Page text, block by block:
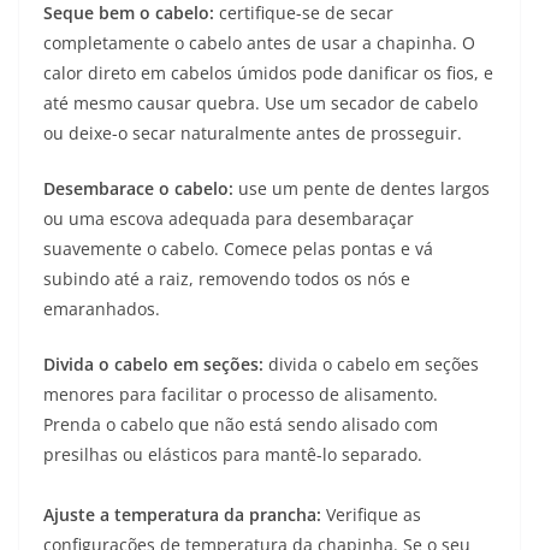
Seque bem o cabelo: certifique-se de secar
completamente o cabelo antes de usar a chapinha. O
calor direto em cabelos úmidos pode danificar os fios, e
até mesmo causar quebra. Use um secador de cabelo
ou deixe-o secar naturalmente antes de prosseguir.
Desembarace o cabelo: use um pente de dentes largos
ou uma escova adequada para desembaraçar
suavemente o cabelo. Comece pelas pontas e vá
subindo até a raiz, removendo todos os nós e
emaranhados.
Divida o cabelo em seções: divida o cabelo em seções
menores para facilitar o processo de alisamento.
Prenda o cabelo que não está sendo alisado com
presilhas ou elásticos para mantê-lo separado.
Ajuste a temperatura da prancha: Verifique as
configurações de temperatura da chapinha. Se o seu